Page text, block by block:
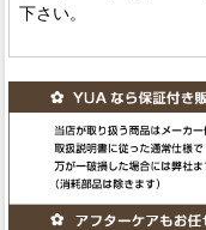
下さい。